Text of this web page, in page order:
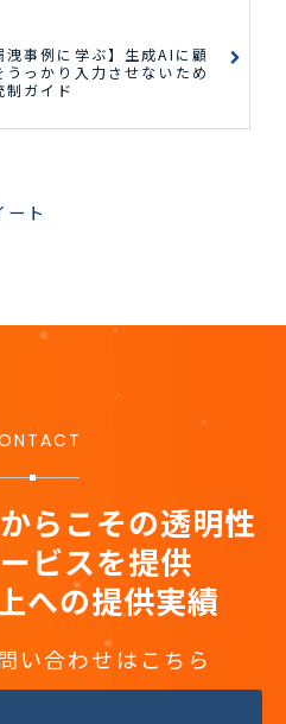
洩事例に学ぶ】生成AIに顧
うっかり入力させないため
制ガイド
ート
らこその透明性
ビスを提供
への提供実績
い合わせはこちら